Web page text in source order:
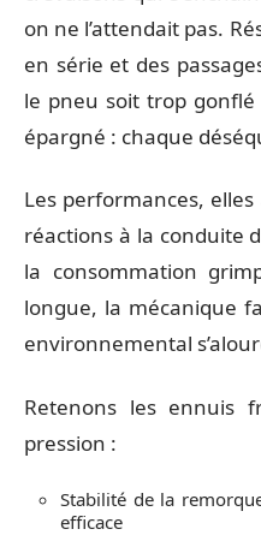
on ne l’attendait pas.
en série et des
le pneu soit trop gonflé
épargné : chaque
Les performances, elles
réactions à la conduite
la consommation
longue, la mécanique
environnemental
Retenons les ennuis
pression :
Stabilité de la
efficace